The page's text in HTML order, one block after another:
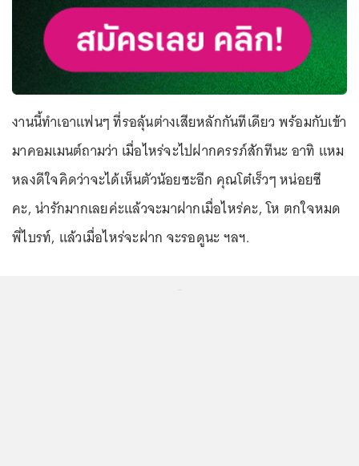
งานนี้ทำเอาแฟนๆ ที่รอลุ้นต่างเสียหลักกันทีเดียว พร้อมกับเข้า
มาคอมเมนต์ถามว่า เมื่อไหร่จะไปฝากครรภ์สักทีนะ อาทิ แหม
หลงดีใจคิดว่าจะได้เห็นตัวน้อยซะอีก คุณโต๋เร็วๆ หน่อยซี
คะ, น่ารักมากเลยค่ะแล้วจะมาฝากเมื่อไหร่คะ, โห ตกใจหมด
พี่ไบรท์, แล้วเมื่อไหร่จะฝาก จะรอดูนะ ฯลฯ.